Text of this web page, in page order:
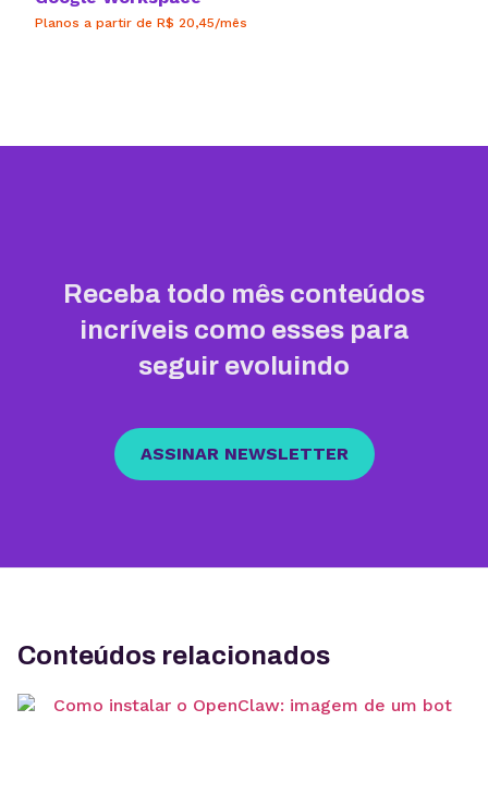
Planos a partir de R$ 20,45/mês
Receba todo mês conteúdos
incríveis como esses para
seguir evoluindo
ASSINAR NEWSLETTER
Conteúdos relacionados